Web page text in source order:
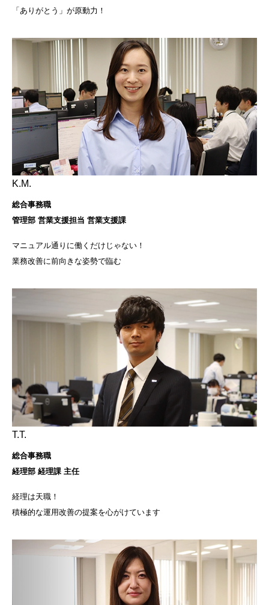
「ありがとう」が原動力！
K.M.
総合事務職
管理部 営業支援担当 営業支援課
マニュアル通りに働くだけじゃない！
業務改善に前向きな姿勢で臨む
T.T.
総合事務職
経理部 経理課 主任
経理は天職！
積極的な運用改善の提案を心がけています